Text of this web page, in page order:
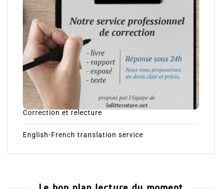
Correction et relecture
English-French translation service